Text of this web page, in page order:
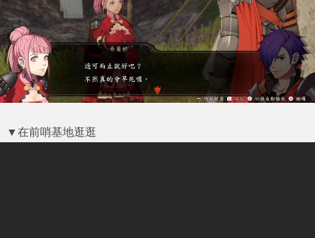
▼在前哨基地逛逛